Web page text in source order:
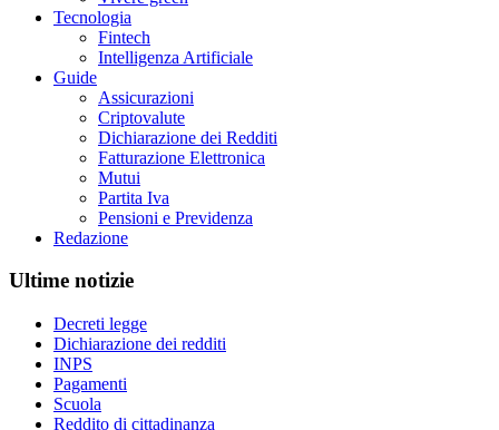
Tecnologia
Fintech
Intelligenza Artificiale
Guide
Assicurazioni
Criptovalute
Dichiarazione dei Redditi
Fatturazione Elettronica
Mutui
Partita Iva
Pensioni e Previdenza
Redazione
Ultime notizie
Decreti legge
Dichiarazione dei redditi
INPS
Pagamenti
Scuola
Reddito di cittadinanza